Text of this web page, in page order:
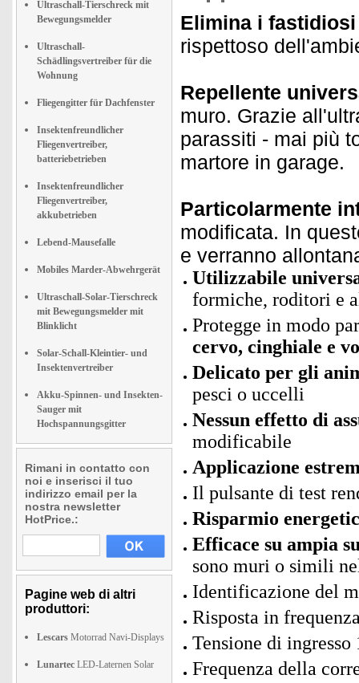
Ultraschall-Tierschreck mit
Bewegungsmelder
Ultraschall-
Schädlingsvertreiber für die
Wohnung
Fliegengitter für Dachfenster
Insektenfreundlicher
Fliegenvertreiber,
batteriebetrieben
Insektenfreundlicher
Fliegenvertreiber,
akkubetrieben
Lebend-Mausefalle
Mobiles Marder-Abwehrgerät
Ultraschall-Solar-Tierschreck
mit Bewegungsmelder mit
Blinklicht
Solar-Schall-Kleintier- und
Insektenvertreiber
Akku-Spinnen- und Insekten-
Sauger mit
Hochspannungsgitter
Rimani in contatto con
noi e inserisci il tuo
indirizzo email per la
nostra newsletter
HotPrice.:
Pagine web di altri
produttori:
Lescars Motorrad Navi-Displays
Lunartec LED-Laternen Solar
Elimina i
rispettoso
Repellente
muro. Grazie
parassiti - mai più
martore in garage.
Particolarmente
modificata. In
e verranno
Utilizzabile
formiche, roditori e
Protegge in modo
cervo, cinghiale e
Delicato per gli
pesci o uccelli
Nessun effetto di
modificabile
Applicazione
Il pulsante di test
Risparmio
Efficace su ampia
sono muri o simili
Identificazione del
Risposta in
Tensione di
Frequenza della